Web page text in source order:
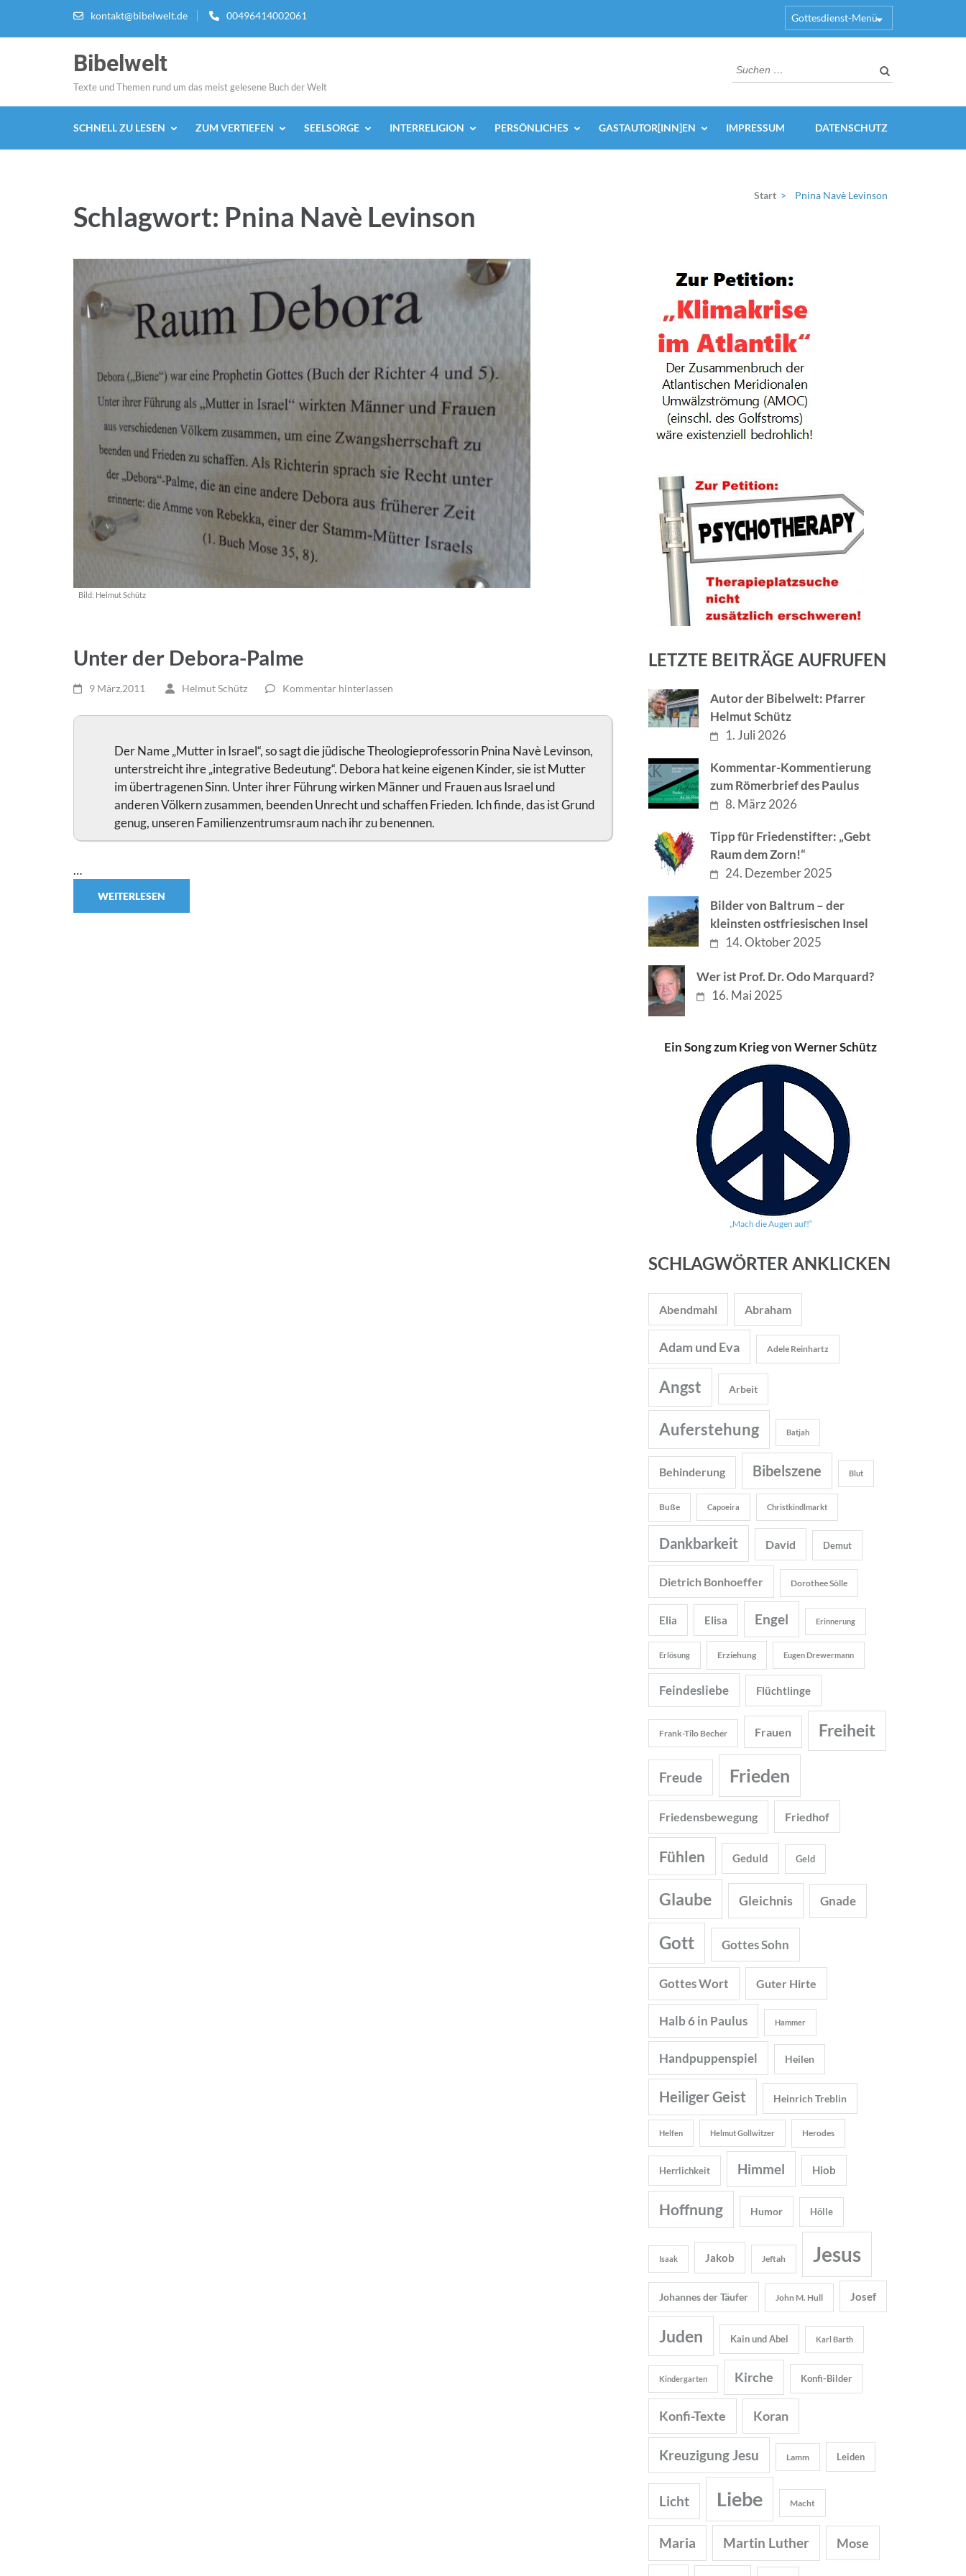
kontakt@bibelwelt.de 00496414002061 Gottesdienst-Menü
Bibelwelt
Texte und Themen rund um das meist gelesene Buch der Welt
Suchen
nach:
SCHNELL ZU LESEN ZUM VERTIEFEN SEELSORGE INTERRELIGION PERSÖNLICHES GASTAUTOR[INN]EN IMPRESSUM DATENSCHUTZ
Schlagwort: Pnina Navè Levinson
Start > Pnina Navè Levinson
Bild: Helmut Schütz
Unter der Debora-Palme
9 März,2011 Helmut Schütz Kommentar hinterlassen
Der Name „Mutter in Israel“, so sagt die jüdische Theologieprofessorin Pnina Navè Levinson,
unterstreicht ihre „integrative Bedeutung“. Debora hat keine eigenen Kinder, sie ist Mutter
im übertragenen Sinn. Unter ihrer Führung wirken Männer und Frauen aus Israel und
anderen Völkern zusammen, beenden Unrecht und schaffen Frieden. Ich finde, das ist Grund
genug, unseren Familienzentrumsraum nach ihr zu benennen.
…
WEITERLESEN
LETZTE BEITRÄGE AUFRUFEN
Autor der Bibelwelt: Pfarrer
Helmut Schütz
1. Juli 2026
Kommentar-Kommentierung
zum Römerbrief des Paulus
8. März 2026
Tipp für Friedenstifter: „Gebt
Raum dem Zorn!“
24. Dezember 2025
Bilder von Baltrum – der
kleinsten ostfriesischen Insel
14. Oktober 2025
Wer ist Prof. Dr. Odo Marquard?
16. Mai 2025
Ein Song zum Krieg von Werner Schütz
„Mach die Augen auf!“
SCHLAGWÖRTER ANKLICKEN
Abendmahl Abraham
Adam und Eva Adele Reinhartz
Angst Arbeit
Auferstehung Batjah
Behinderung Bibelszene Blut
Buße Capoeira Christkindlmarkt
Dankbarkeit David Demut
Dietrich Bonhoeffer Dorothee Sölle
Elia Elisa Engel Erinnerung
Erlösung Erziehung Eugen Drewermann
Feindesliebe Flüchtlinge
Frank-Tilo Becher Frauen Freiheit
Freude Frieden
Friedensbewegung Friedhof
Fühlen Geduld Geld
Glaube Gleichnis Gnade
Gott Gottes Sohn
Gottes Wort Guter Hirte
Halb 6 in Paulus Hammer
Handpuppenspiel Heilen
Heiliger Geist Heinrich Treblin
Helfen Helmut Gollwitzer Herodes
Herrlichkeit Himmel Hiob
Hoffnung Humor Hölle
Isaak Jakob Jeftah Jesus
Johannes der Täufer John M. Hull Josef
Juden Kain und Abel Karl Barth
Kindergarten Kirche Konfi-Bilder
Konfi-Texte Koran
Kreuzigung Jesu Lamm Leiden
Licht Liebe Macht
Maria Martin Luther Mose